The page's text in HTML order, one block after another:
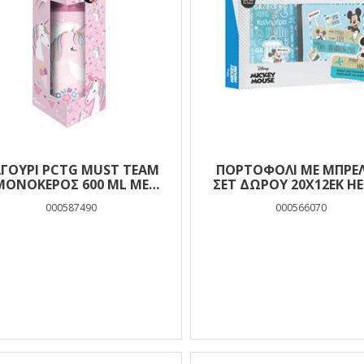
PCTG MUST TEAM
600 ML ΜΕ
000587490
ΠΟΡΤΟΦΟΛΙ ΜΕ
ΣΕΤ ΔΩΡΟΥ 20Χ12ΕΚ
000566070